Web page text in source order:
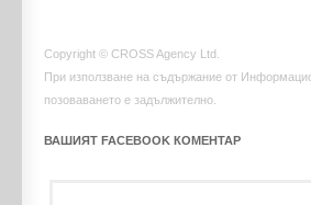
Copyright © CROSS Agency Ltd.
При използване на съдържание от
позоваването е задължително.
ВАШИЯТ FACEBOOK КОМЕНТАР